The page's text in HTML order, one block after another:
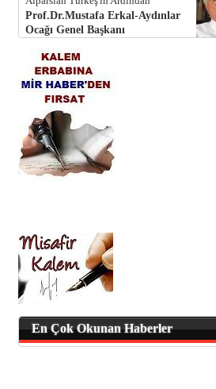
Prof.Dr.Mustafa Erkal-Aydınlar
Ocağı Genel Başkanı
En Çok Okunan Haberler